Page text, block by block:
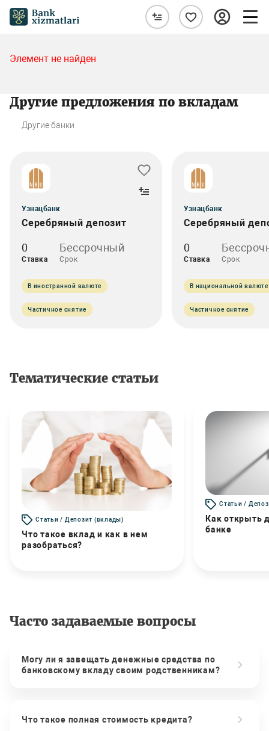
Элемент не найден
Другие предложения по вкладам
Другие банки
Узнацбанк
Серебряный депозит
0
Ставка
Бессрочный
Срок
В иностранной валюте
Частичное снятие
Узнацбанк
Серебряный
0
Ставка Срок
В национальной валюте
Частичное снятие
Тематические статьи
Статьи / Депозит (вклады)
Что такое вклад и как в нем
разобраться?
Статьи /
Как открыть
банке
Часто задаваемые вопросы
Могу ли я завещать денежные средства по
банковскому вкладу своим родственникам?
Что такое полная стоимость кредита?